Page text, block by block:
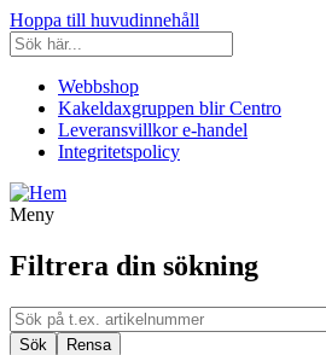
Hoppa till huvudinnehåll
Webbshop
Kakeldaxgruppen blir Centro
Leveransvillkor e-handel
Integritetspolicy
Meny
Filtrera din sökning